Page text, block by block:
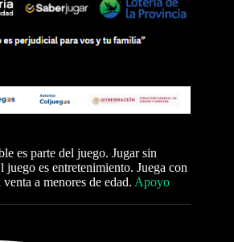
es parte del juego. Jugar sin
es entretenimiento. Juega con
a menores de edad. Apoyo